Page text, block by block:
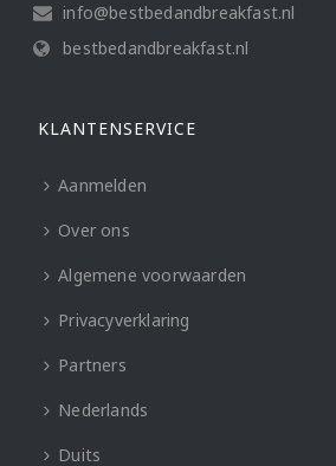
info@bestbedandbreakfast.nl
bestbedandbreakfast.nl
KLANTENSERVICE
Aanmelden
Over ons
Algemene voorwaarden
Privacyverklaring
Partners
Nederlands
Duits